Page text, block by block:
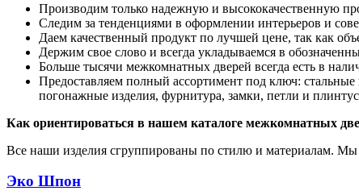
Производим только надежную и высококачественную
Следим за тенденциями в оформлении интерьеров и
Даем качественный продукт по лучшей цене, так как
Держим свое слово и всегда укладываемся в
Больше тысячи межкомнатных дверей всегда есть в
Предоставляем полный ассортимент под ключ:
погонажные изделия, фурнитура, замки, петли и
Как ориентироваться в нашем каталоге межкомнатных
Все наши изделия сгруппированы по стилю и материалам.
Эко Шпон